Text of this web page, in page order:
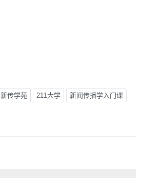
新传学苑 211大学 新闻传播学入门课